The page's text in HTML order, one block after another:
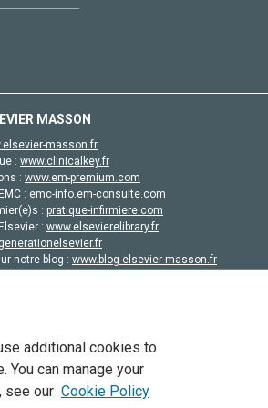
MASSON
masson.fr
: www.clinicalkey.fr
: www.em-premium.com
: emc-info.em-consulte.com
: pratique-infirmiere.com
: www.elsevierelibrary.fr
notre blog : www.blog-elsevier-masson.fr
et ses contributeurs. Tout les droits sont réservés,
additional cookies to
You can manage your
see our Cookie Policy